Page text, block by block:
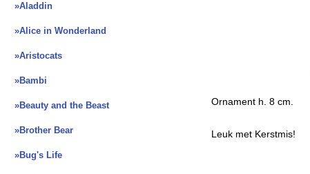
»Aladdin
»Alice in Wonderland
»Aristocats
»Bambi
»Beauty and the Beast
»Brother Bear
»Bug's Life
Ornament h. 8 cm.
Leuk met Kerstmis!